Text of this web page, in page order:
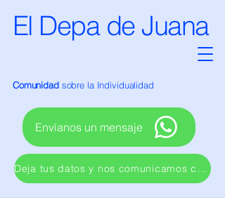
El Depa de Juana
Comunidadsobre la Individualidad
Envíanos un mensaje
Deja tus datos y nos comunicamos contigo